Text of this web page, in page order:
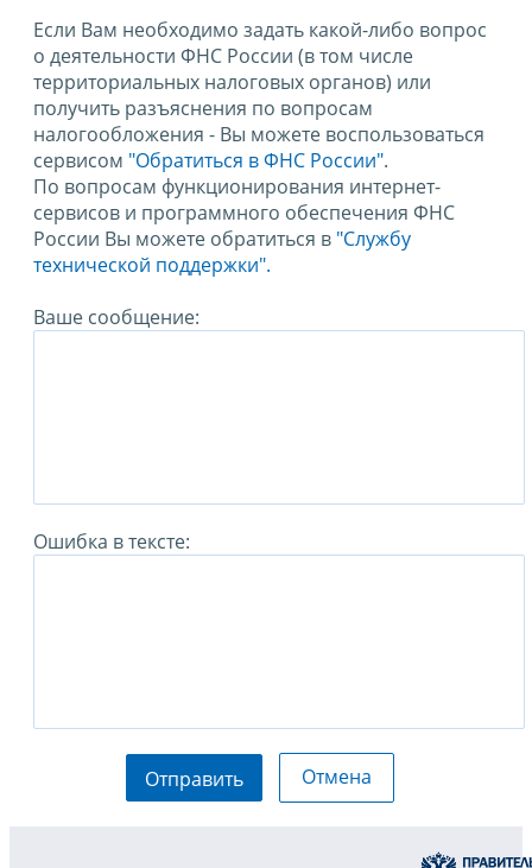
Если Вам необходимо задать какой-либо вопрос
о деятельности ФНС России (в том числе
территориальных налоговых органов) или
получить разъяснения по вопросам
налогообложения - Вы можете воспользоваться
сервисом "Обратиться в ФНС России".
По вопросам функционирования интернет-
сервисов и программного обеспечения ФНС
России Вы можете обратиться в "Службу
технической поддержки".
Ваше сообщение:
Ошибка в тексте:
Отправить Отмена